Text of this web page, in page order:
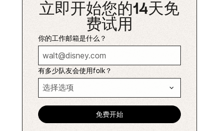
立即开始您的14天免
费试用
你的工作邮箱是什么？
有多少队友会使用folk？